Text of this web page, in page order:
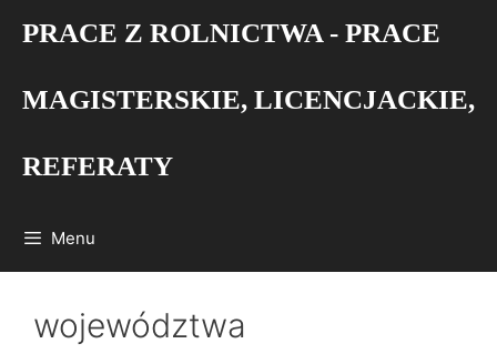
PRACE Z ROLNICTWA - PRACE
MAGISTERSKIE, LICENCJACKIE,
REFERATY
Menu
województwa